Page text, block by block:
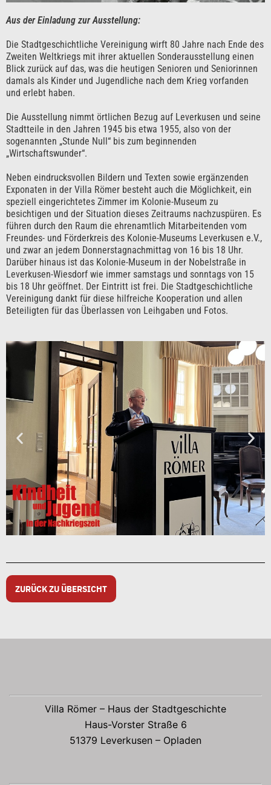
Aus der Einladung zur Ausstellung:
Die Stadtgeschichtliche Vereinigung wirft 80 Jahre nach Ende des
Zweiten Weltkriegs mit ihrer aktuellen Sonderausstellung einen
Blick zurück auf das, was die heutigen Senioren und Seniorinnen
damals als Kinder und Jugendliche nach dem Krieg vorfanden
und erlebt haben.
Die Ausstellung nimmt örtlichen Bezug auf Leverkusen und seine
Stadtteile in den Jahren 1945 bis etwa 1955, also von der
sogenannten „Stunde Null“ bis zum beginnenden
„Wirtschaftswunder“.
Neben eindrucksvollen Bildern und Texten sowie ergänzenden
Exponaten in der Villa Römer besteht auch die Möglichkeit, ein
speziell eingerichtetes Zimmer im Kolonie-Museum zu
besichtigen und der Situation dieses Zeitraums nachzuspüren. Es
führen durch den Raum die ehrenamtlich Mitarbeitenden vom
Freundes- und Förderkreis des Kolonie-Museums Leverkusen e.V.,
und zwar an jedem Donnerstagnachmittag von 16 bis 18 Uhr.
Darüber hinaus ist das Kolonie-Museum in der Nobelstraße in
Leverkusen-Wiesdorf wie immer samstags und sonntags von 15
bis 18 Uhr geöffnet. Der Eintritt ist frei. Die Stadtgeschichtliche
Vereinigung dankt für diese hilfreiche Kooperation und allen
Beteiligten für das Überlassen von Leihgaben und Fotos.
ZURÜCK ZU ÜBERSICHT
Villa Römer – Haus der Stadtgeschichte
Haus-Vorster Straße 6
51379 Leverkusen – Opladen